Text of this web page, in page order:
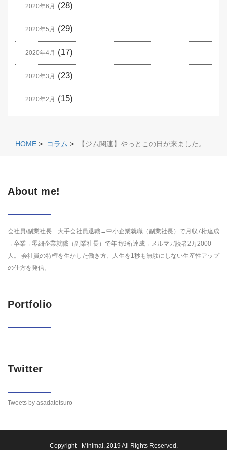
2020年6月 (28)
2020年5月 (29)
2020年4月 (17)
2020年3月 (23)
2020年2月 (15)
HOME > コラム > 【ジム関連】やっとこの日が来ました。
About me!
会社員/副業社長 大手会社員退職→中小企業就職（副業社長）で月収7桁達成
→卒業→零細企業就職（副業社長）で年商9桁達成→メルマガ読者2万2000
人。 会社員の特権を生かした働き方、人生を1秒も無駄にしない生産性アップ
の仕方を発信。
Portfolio
Twitter
Tweets by asadatetsuro
Copyright - Minimal , 2019 All Rights Reserved.